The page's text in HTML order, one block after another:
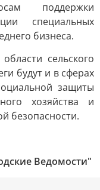
поддержки
специальных
бизнеса.
сельского
будут и в сферах
защиты
хозяйства и
безопасности.
Ведомости"